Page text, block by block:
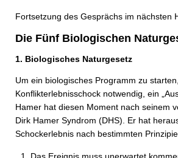
Fortsetzung des Gesprächs im nächsten
Die Fünf Biologischen
1. Biologisches Naturgesetz
Um ein biologisches Programm zu
Konflikterlebnisschock notwendig, ein
Hamer hat diesen Moment nach seinem
Dirk Hamer Syndrom (DHS). Er hat
Schockerlebnis nach bestimmten